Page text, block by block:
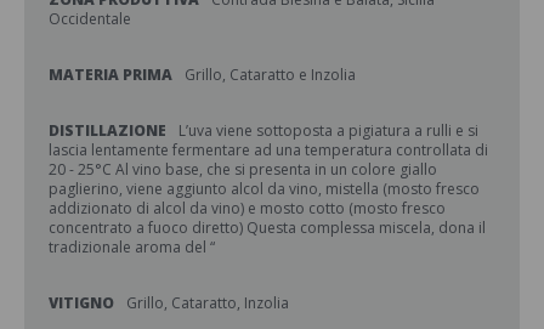
Occidentale
MATERIA PRIMA Grillo, Cataratto e Inzolia
DISTILLAZIONE
L’uva viene sottoposta a pigiatura a rulli e si
lascia lentamente fermentare ad una temperatura controllata di
20 - 25°C Al vino base, che si presenta in un colore giallo
paglierino, viene aggiunto alcol da vino, mistella (mosto fresco
addizionato di alcol da vino) e mosto cotto (mosto fresco
concentrato a fuoco diretto) Questa complessa miscela, dona il
tradizionale aroma del “
VITIGNO Grillo, Cataratto, Inzolia